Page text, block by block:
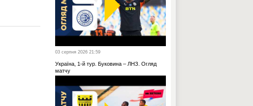
03 серпня 2026 21:59
Україна, 1-й тур. Буковина – ЛНЗ. Огляд
матчу